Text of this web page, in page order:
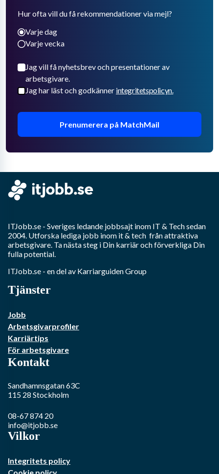
Hur ofta vill du få rekommendationer via mejl?
Varje dag
Varje vecka
Jag vill få nyhetsbrev och presentationer av
arbetsgivare.
Jag har läst och godkänner integritetspolicyn.
Prenumerera på MatchMail
ITJobb.se - Sveriges ledande jobbsajt inom IT & Techsedan
2004. Utforska lediga jobb inom it & tech från attraktiva
arbetsgivare. Ta nästa steg i Din karriär och förverkliga Din
fulla potential.
ITJobb.se - en del av Karriarguiden Group
Tjänster
Jobb
Arbetsgivarprofiler
Karriärtips
För arbetsgivare
Kontakt
Sandhamnsgatan 63C
115 28 Stockholm
08-67 874 20
info@itjobb.se
Vilkor
Integritets policy